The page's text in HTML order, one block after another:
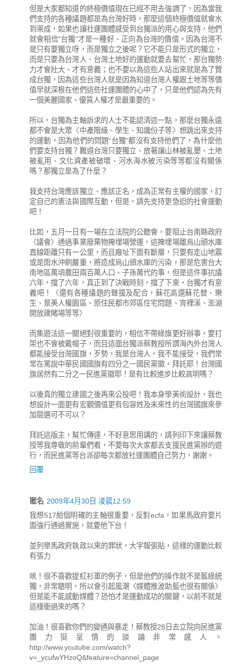
但是大家都知道的終極價值現在已經不用去強調了，因為當我
們支持的各種議題都是為台灣好時，那麼這個終極價值就會水
到渠成，如果也讓社運團體感受到台獨派的用心與支持，他們
就會相信"台獨"才是一種好、正向為台灣的價值。因為台灣不
是只有要獨立呀，而是獨立之後呢？它不能只是形式的獨立，
而是只要為台灣人、台灣土地好的運動就要去幫忙，那台獨勢
力才會壯大、才有意義；也不要以為這些人站出來就是為了贊
成台獨，因為這些台灣人就是因為知道台灣人權跟土地等等價
值早就深根在他們這些社運團體的心中了，只是他們認為先有
一個美麗國家、優質人權才是最重要的。
所以，台獨為主軸訴求的人士不能認清這一點，那麼台獨永遠
都不會是大眾〈中產階級、學生、知識份子等〉想跳出來支持
的運動，因為他們的問題"台獨"都沒有支持他們了，為什麼他
們要支持台獨？難道台灣只要獨立、放著讓山林被亂墾、土地
被亂用、文化資產被破壞、河水海水被污染等等都沒有關係
嗎？那獨立是為了什麼？
我支持台灣應該獨立、應該正名，成為正常有主權的國家，訂
定自己的憲法與國際互動，但是，請先支持更急迫的社會運動
吧！
比如，五月一日有一場在立法院的公聽會，要阻止台南縣政府
〈議會〉通過事業廢棄物掩埋場營運，這掩埋場離烏山頭水庫
直線距離只有一公里，而且廠址下面有斷層，只要有走山地震
或是雨水沖刷嚴重，將造成烏山頭水庫的污染，那是危害台大
南地區萬頃農田兩百萬人口、子孫萬代的事，但是這件事抗議
六年，擋了六年，真正到了決戰時刻，擋了下來，台獨才有意
義吧！〈還有各種議題的聲援及配合，蘇花高還蘇花替、樂
生、景美人權園區、原住民都市郊區住宅問題、宵裡溪、澎湖
開放建賭場等等〉
而集遊法這一關絕對很重要的，相信不帶綠旗更好辦事，要打
架也不會被戴帽子，而且這面台獨派蔡教授所謂海內外台灣人
都能接受台灣國旗，歹勢，我是台灣人，我不能接受，我們常
常在罵說中華民國國旗有四分之一國民黨徽，拜託耶！台灣國
旗居然有二分之一民進黨徽耶！是有比較進步比較高明嗎？
以後真的獨立建國之後再來公投吧！我本身學美術設計，我也
想設計一面更有宏觀價值更有包容姓及未來性的台灣國旗來參
加競選可不可以？
拜託這版主，幫忙傳達，不好意思用講的，請列印下來讓蔡教
授等我尊敬的前輩們看，不要每次大家都去支援民進黨辦的遊
行，而民進黨等台派卻每次都放社運團體自己努力，謝謝。
回覆
匿名 2009年4月30日 凌晨12:59
我想517給個明確的主軸很重要，反對ecfa，如果馬政府要片
面強行通過實施，就要他下台！
並列舉馬政府執政以來的罪狀，大字報張貼，這樣的運動比較
有張力
唉！很不喜歡提紅衫軍的例子，但是他們的操作就不是藍綠統
獨，非常聰明，所以會引起風潮〈媒體推波助藍也很有關係〉
但是能不能感動媒體？恐怕才是運動成功的關鍵，以前不就是
這樣衝過來的嗎？
加油！很喜歡你們的變通與暴走！蔡教授28日去立院向民進黨
團力挺呈情的談論非常感人。
http://www.youtube.com/watch?
v=_ycufwYHzoQ&feature=channel_page